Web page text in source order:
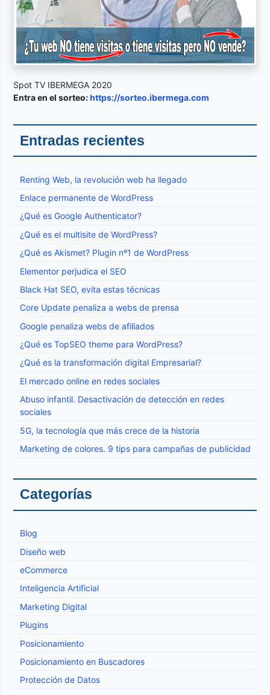
Spot TV IBERMEGA 2020
Entra en el sorteo:https://sorteo.ibermega.com
Entradas recientes
Renting Web, la revolución web ha llegado
Enlace permanente de WordPress
¿Qué es Google Authenticator?
¿Qué es el multisite de WordPress?
¿Qué es Akismet? Plugin nº1 de WordPress
Elementor perjudica el SEO
Black Hat SEO, evita estas técnicas
Core Update penaliza a webs de prensa
Google penaliza webs de afiliados
¿Qué es TopSEO theme para WordPress?
¿Qué es la transformación digital Empresarial?
El mercado online en redes sociales
Abuso infantil. Desactivación de detección en redes
sociales
5G, la tecnología que más crece de la historia
Marketing de colores. 9 tips para campañas de publicidad
Categorías
Blog
Diseño web
eCommerce
Inteligencia Artificial
Marketing Digital
Plugins
Posicionamiento
Posicionamiento en Buscadores
Protección de Datos